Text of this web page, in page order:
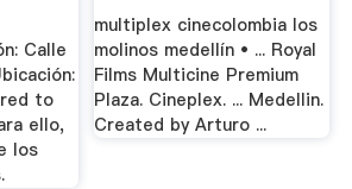
Calle
to
ello,
los
multiplex cinecolombia los
molinos medellín • ... Royal
Films Multicine Premium
Plaza. Cineplex. ... Medellin.
Created by Arturo ...